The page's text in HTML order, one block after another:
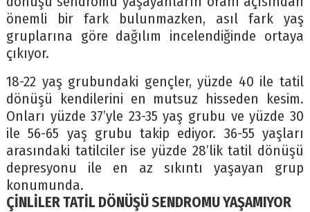
önemli bir fark bulunmazken, asıl fark yaş
gruplarına göre dağılım incelendiğinde ortaya
çıkıyor.
18-22 yaş grubundaki gençler, yüzde 40 ile tatil
dönüşü kendilerini en mutsuz hisseden kesim.
Onları yüzde 37’yle 23-35 yaş grubu ve yüzde 30
ile 56-65 yaş grubu takip ediyor. 36-55 yaşları
arasındaki tatilciler ise yüzde 28’lik tatil dönüşü
depresyonu ile en az sıkıntı yaşayan grup
konumunda.
ÇİNLİLER TATİL DÖNÜŞÜ SENDROMU YAŞAMIYOR